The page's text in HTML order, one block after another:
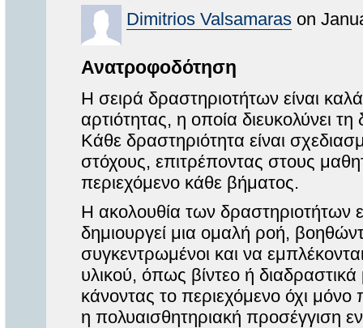
Dimitrios Valsamaras on
Ανατροφοδότηση
Η σειρά δραστηριοτήτων είναι
αρτιότητας, η οποία διευκολύνει
Κάθε δραστηριότητα είναι
στόχους, επιτρέποντας στους
περιεχόμενο κάθε βήματος.
Η ακολουθία των δραστηριοτήτων
δημιουργεί μια ομαλή ροή,
συγκεντρωμένοι και να
υλικού, όπως βίντεο ή
κάνοντας το περιεχόμενο όχι μόνο
η πολυαισθητηριακή προσέγγιση